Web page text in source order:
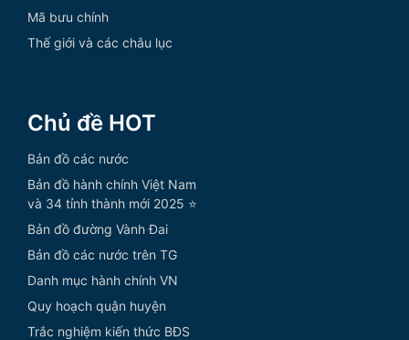
Mã bưu chính
Thế giới và các châu lục
Chủ đề HOT
Bản đồ các nước
Bản đồ hành chính Việt Nam
và 34 tỉnh thành mới 2025 ⭐
Bản đồ đường Vành Đai
Bản đồ các nước trên TG
Danh mục hành chính VN
Quy hoạch quận huyện
Trắc nghiệm kiến thức BĐS